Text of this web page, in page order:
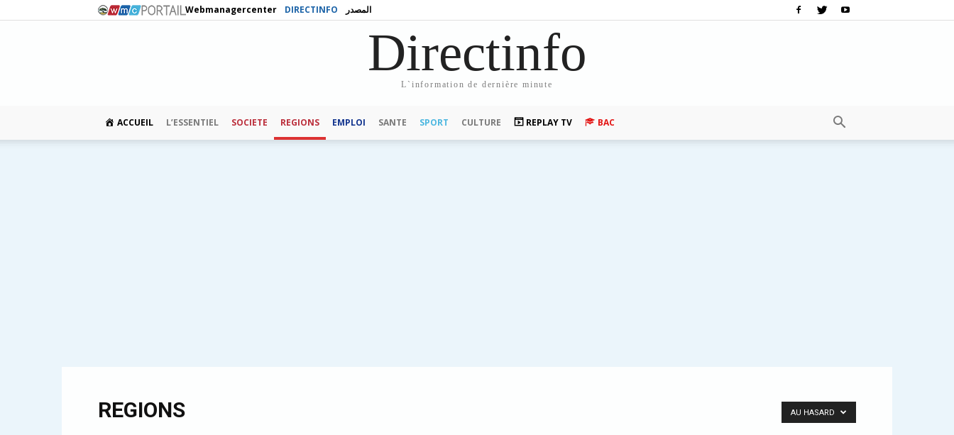
Webmanagercenter DIRECTINFO المصدر
Directinfo
L`information de dernière minute
ACCUEIL L’ESSENTIEL SOCIETE REGIONS EMPLOI SANTE SPORT CULTURE REPLAY TV BAC
REGIONS AU HASARD